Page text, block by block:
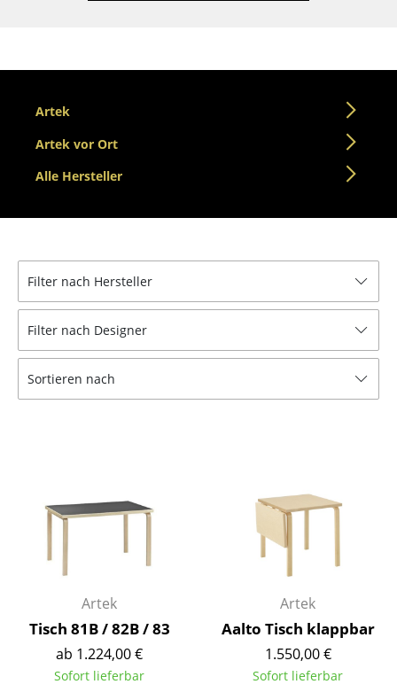
... alle Tische
Aufbewahren
Regale & Schränke
Wandregale
TV Möbel
Kleinaufbewahrung
... alle Aufbewahrungsmöbel
Hängeleuchten & Deckenleuchten
Tischleuchten
Artek
Artek vor Ort
Alle Hersteller
Filter nach Hersteller
Filter nach Designer
Sortieren nach
Artek
Tisch 81B / 82B / 83
ab 1.224,00 €
Sofort lieferbar
Artek
Aalto Tisch klappbar
1.550,00 €
Sofort lieferbar